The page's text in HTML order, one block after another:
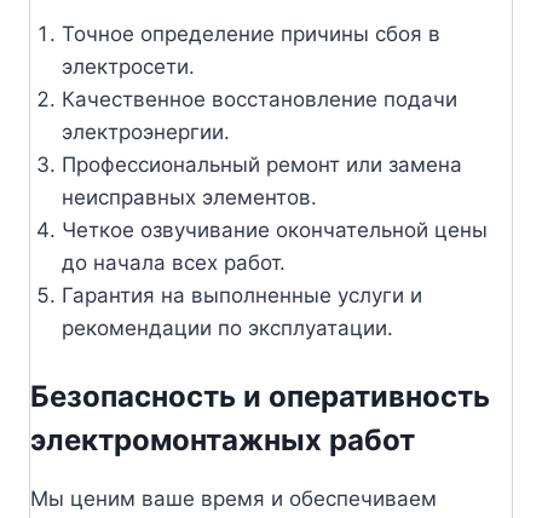
Точное определение причины сбоя в
электросети.
Качественное восстановление подачи
электроэнергии.
Профессиональный ремонт или замена
неисправных элементов.
Четкое озвучивание окончательной цены
до начала всех работ.
Гарантия на выполненные услуги и
рекомендации по эксплуатации.
Безопасность и оперативность
электромонтажных работ
Мы ценим ваше время и обеспечиваем